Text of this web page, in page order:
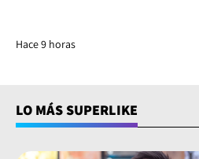
Hace 9 horas
LO MÁS SUPERLIKE